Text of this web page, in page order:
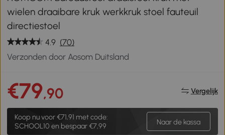
wielen draaibare kruk werkkruk stoel fauteuil
directiestoel
4.9 (70)
Verzonden door Aosom Duitsland
€79,90 Vergelijk
Koop nu voor €71,91 met code:
SCHOOL10 en bespaar €7,99
Naar de kassa